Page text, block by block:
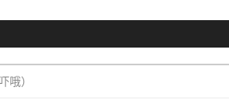
哦）